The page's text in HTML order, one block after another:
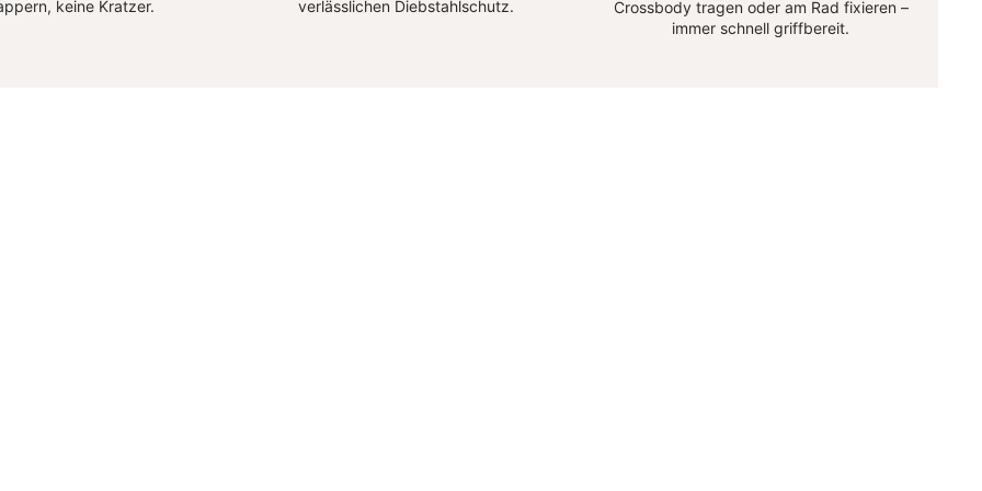
keine Kratzer.
verlässlichen Diebstahlschutz.
Crossbody tragen oder am Rad fixieren –
immer schnell griffbereit.